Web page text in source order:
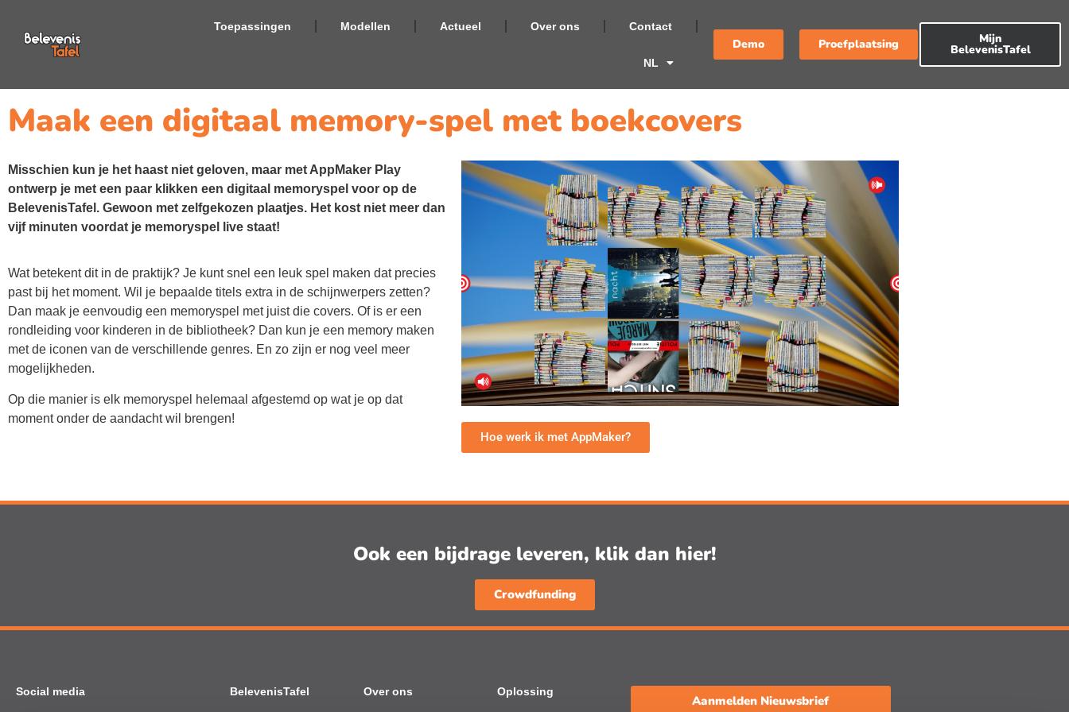
Toepassingen Modellen Actueel Over ons Contact
NL
Demo Proefplaatsing Mijn
BelevenisTafel
Maak een digitaal memory-spel met boekcovers
Misschien kun je het haast niet geloven, maar met AppMaker Play
ontwerp je met een paar klikken een digitaal memoryspel voor op de
BelevenisTafel. Gewoon met zelfgekozen plaatjes. Het kost niet meer dan
vijf minuten voordat je memoryspel live staat!
Wat betekent dit in de praktijk? Je kunt snel een leuk spel maken dat precies
past bij het moment. Wil je bepaalde titels extra in de schijnwerpers zetten?
Dan maak je eenvoudig een memoryspel met juist die covers. Of is er een
rondleiding voor kinderen in de bibliotheek? Dan kun je een memory maken
met de iconen van de verschillende genres. En zo zijn er nog veel meer
mogelijkheden.
Op die manier is elk memoryspel helemaal afgestemd op wat je op dat
moment onder de aandacht wil brengen!
Hoe werk ik met AppMaker?
Ook een bijdrage leveren, klik dan hier!
Crowdfunding
Social media BelevenisTafel Over ons Oplossing
Aanmelden Nieuwsbrief